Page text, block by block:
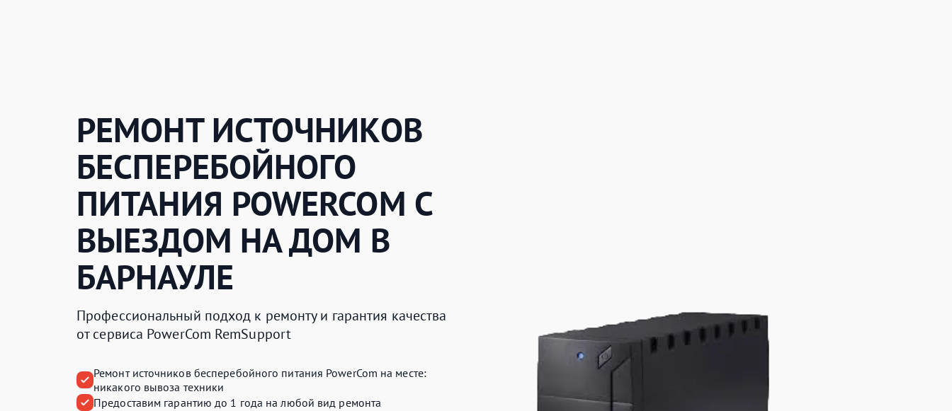
РЕМОНТ ИСТОЧНИКОВ
БЕСПЕРЕБОЙНОГО
ПИТАНИЯ POWERCOM С
ВЫЕЗДОМ НА ДОМ В
БАРНАУЛЕ
Профессиональный подход к ремонту и гарантия качества
от сервиса PowerCom RemSupport
Ремонт источников бесперебойного питания PowerCom на месте:
никакого вывоза техники
Предоставим гарантию до 1 года на любой вид ремонта